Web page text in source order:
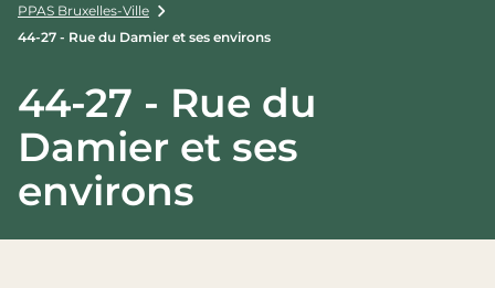
PPAS Bruxelles-Ville
44-27 - Rue du Damier et ses environs
44-27 - Rue du
Damier et ses
environs